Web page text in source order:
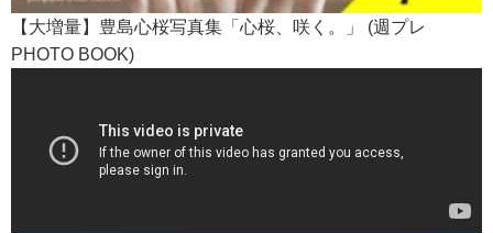
【大増量】豊島心桜写真集「心桜、咲く。」 (週プレ
PHOTO BOOK)